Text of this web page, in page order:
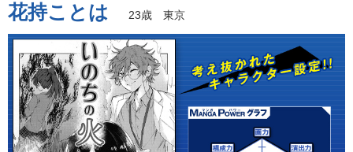
花持ことは 23歳 東京